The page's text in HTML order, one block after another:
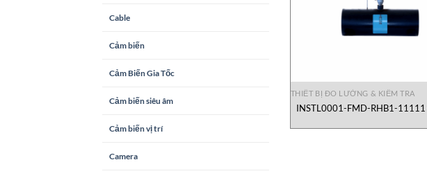
Cable
Cảm biến
Cảm Biến Gia Tốc
Cảm biến siêu âm
Cảm biến vị trí
Camera
THIẾT BỊ ĐO LƯỜNG & KIỂM TRA
INSTL0001-FMD-RHB1-11111